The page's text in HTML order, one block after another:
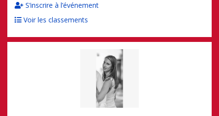
S’inscrire à l’événement
Voir les classements